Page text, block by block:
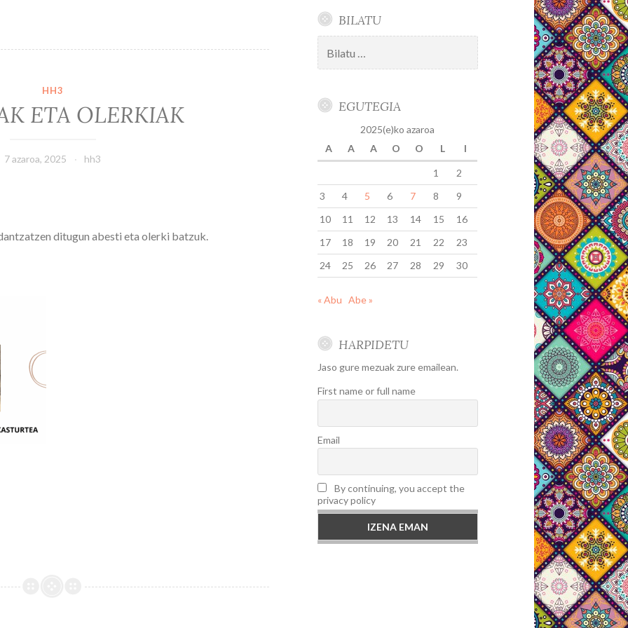
HH3
ETA OLERKIAK
7 azaroa, 2025 hh3
ditugun abesti eta olerki batzuk.
BILATU
EGUTEGIA
2025(e)ko azaroa
A
A A O O L I
1
2
3
4 5 6 7 8
9
10
11 12 13 14 15
16
17
18 19 20 21 22
23
24
25 26 27 28 29 30
« Abu Abe »
HARPIDETU
Jaso gure mezuak zure emailean.
First name or full name
Email
By continuing, you accept the
privacy policy